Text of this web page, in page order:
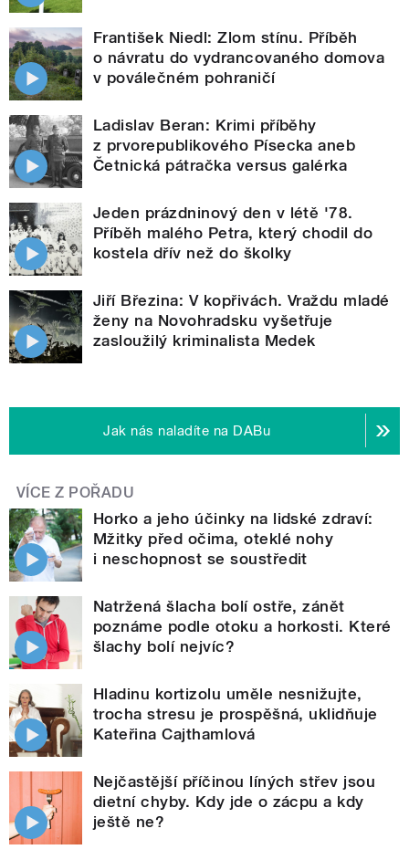
František Niedl: Zlom stínu. Příběh
o návratu do vydrancovaného domova
v poválečném pohraničí
Ladislav Beran: Krimi příběhy
z prvorepublikového Písecka aneb
Četnická pátračka versus galérka
Jeden prázdninový den v létě '78.
Příběh malého Petra, který chodil do
kostela dřív než do školky
Jiří Březina: V kopřivách. Vraždu mladé
ženy na Novohradsku vyšetřuje
zasloužilý kriminalista Medek
Jak nás naladíte na DABu
VÍCE Z POŘADU
Horko a jeho účinky na lidské zdraví:
Mžitky před očima, oteklé nohy
i neschopnost se soustředit
Natržená šlacha bolí ostře, zánět
poznáme podle otoku a horkosti. Které
šlachy bolí nejvíc?
Hladinu kortizolu uměle nesnižujte,
trocha stresu je prospěšná, uklidňuje
Kateřina Cajthamlová
Nejčastější příčinou líných střev jsou
dietní chyby. Kdy jde o zácpu a kdy
ještě ne?